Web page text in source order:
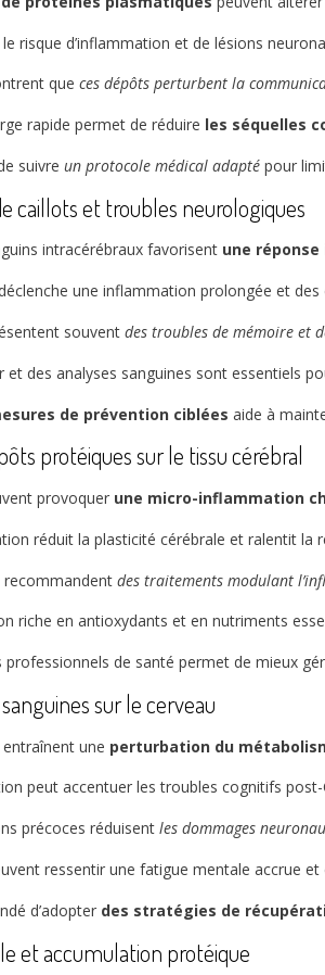
risque d’inflammation et de lésions
que ces dépôts perturbent la
rapide permet de réduire les séquelles
suivre un protocole médical adapté pour
caillots et troubles neurologiques
intracérébraux favorisent une
une inflammation prolongée et des
souvent des troubles de mémoire et
et des analyses sanguines sont essentiels
de prévention ciblées aide à
protéiques sur le tissu cérébral
provoquer une micro-inflammation
réduit la plasticité cérébrale et ralentit la
recommandent des traitements modulant
riche en antioxydants et en nutriments
professionnels de santé permet de mieux
sur le cerveau
une perturbation du
peut accentuer les troubles cognitifs post-
précoces réduisent les dommages
ressentir une fatigue mentale accrue et
d’adopter des stratégies de
et accumulation protéique